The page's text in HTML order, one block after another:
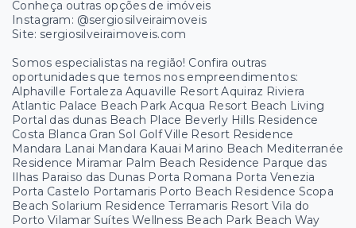
Conheça outras opções de imóveis
Instagram: @sergiosilveiraimoveis
Site: sergiosilveiraimoveis.com
Somos especialistas na região! Confira outras
oportunidades que temos nos empreendimentos:
Alphaville Fortaleza Aquaville Resort Aquiraz Riviera
Atlantic Palace Beach Park Acqua Resort Beach Living
Portal das dunas Beach Place Beverly Hills Residence
Costa Blanca Gran Sol Golf Ville Resort Residence
Mandara Lanai Mandara Kauai Marino Beach Mediterranée
Residence Miramar Palm Beach Residence Parque das
Ilhas Paraiso das Dunas Porta Romana Porta Venezia
Porta Castelo Portamaris Porto Beach Residence Scopa
Beach Solarium Residence Terramaris Resort Vila do
Porto Vilamar Suítes Wellness Beach Park Beach Way